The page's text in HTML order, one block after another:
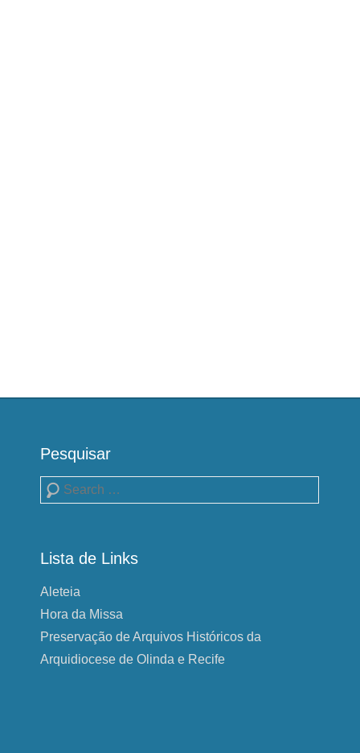
Pesquisar
Pesquisa
Lista de Links
Aleteia
Hora da Missa
Preservação de Arquivos Históricos da
Arquidiocese de Olinda e Recife